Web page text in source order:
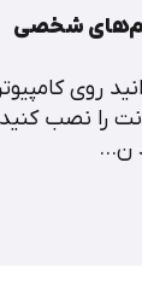
شخصی
روی
را نصب کنید
ن...